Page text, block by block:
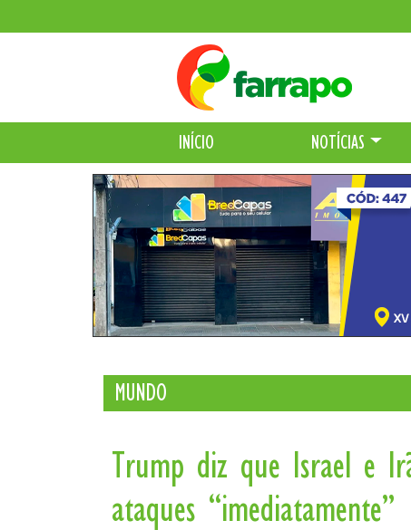
INÍCIO NOTÍCIAS
MUNDO
Trump diz que Israel e
ataques “imediatamente”